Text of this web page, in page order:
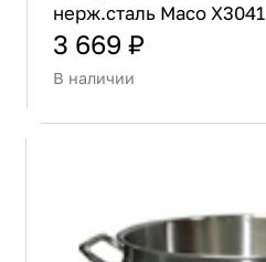
нерж.сталь Maco X3041
3 669 ₽
В наличии